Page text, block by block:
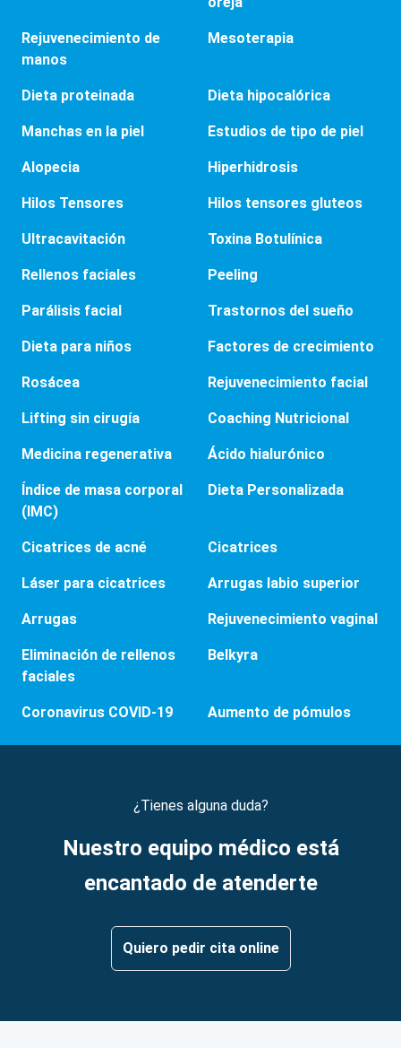
Rejuvenecimiento de
manos
Mesoterapia
Dieta proteinada Dieta hipocalórica
Manchas en la piel Estudios de tipo de piel
Alopecia Hiperhidrosis
Hilos Tensores Hilos tensores gluteos
Ultracavitación Toxina Botulínica
Rellenos faciales Peeling
Parálisis facial Trastornos del sueño
Dieta para niños Factores de crecimiento
Rosácea Rejuvenecimiento facial
Lifting sin cirugía Coaching Nutricional
Medicina regenerativa Ácido hialurónico
Índice de masa corporal
(IMC)
Dieta Personalizada
Cicatrices de acné Cicatrices
Láser para cicatrices Arrugas labio superior
Arrugas Rejuvenecimiento vaginal
Eliminación de rellenos
faciales
Belkyra
Coronavirus COVID-19 Aumento de pómulos
¿Tienes alguna duda?
Nuestro equipo médico está
encantado de atenderte
Quiero pedir cita online